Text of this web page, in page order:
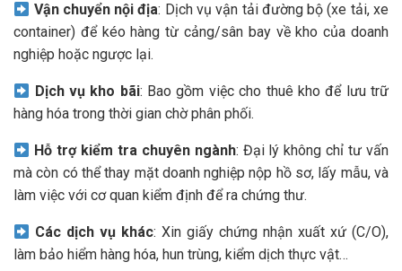
Vận chuyển nội địa: Dịch vụ vận tải đường bộ (xe tải, xe
container) để kéo hàng từ cảng/sân bay về kho của doanh
nghiệp hoặc ngược lại.
Dịch vụ kho bãi: Bao gồm việc cho thuê kho để lưu trữ
hàng hóa trong thời gian chờ phân phối.
Hỗ trợ kiểm tra chuyên ngành: Đại lý không chỉ tư vấn
mà còn có thể thay mặt doanh nghiệp nộp hồ sơ, lấy mẫu, và
làm việc với cơ quan kiểm định để ra chứng thư.
Các dịch vụ khác: Xin giấy chứng nhận xuất xứ (C/O),
làm bảo hiểm hàng hóa, hun trùng, kiểm dịch thực vật…